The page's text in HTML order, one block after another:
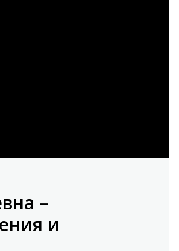
–
и